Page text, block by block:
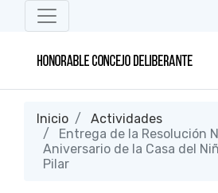
Inicio
Actividades
Entrega de la Resolución
Aniversario de la Casa del
Pilar